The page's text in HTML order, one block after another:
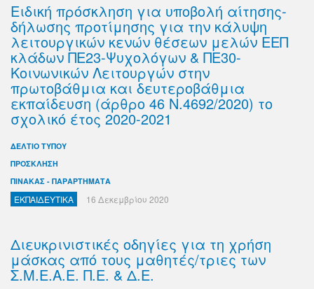
Ειδική πρόσκληση για υποβολή αίτησης-
δήλωσης προτίμησης για την κάλυψη
λειτουργικών κενών θέσεων μελών ΕΕΠ
κλάδων ΠΕ23-Ψυχολόγων & ΠΕ30-
Κοινωνικών Λειτουργών στην
πρωτοβάθμια και δευτεροβάθμια
εκπαίδευση (άρθρο 46 Ν.4692/2020) το
σχολικό έτος 2020-2021
ΔΕΛΤΙΟ ΤΥΠΟΥ
ΠΡΟΣΚΛΗΣΗ
ΠΙΝΑΚΑΣ - ΠΑΡΑΡΤΗΜΑΤΑ
ΕΚΠΑΙΔΕΥΤΙΚΑ 16 Δεκεμβρίου 2020
Διευκρινιστικές οδηγίες για τη χρήση
μάσκας από τους μαθητές/τριες των
Σ.Μ.Ε.Α.Ε. Π.Ε. & Δ.Ε.